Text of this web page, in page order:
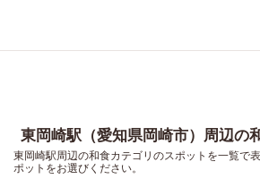
東岡崎駅（愛知県岡崎市）周辺の
東岡崎駅周辺の和食カテゴリのスポットを一覧で
ポットをお選びください。